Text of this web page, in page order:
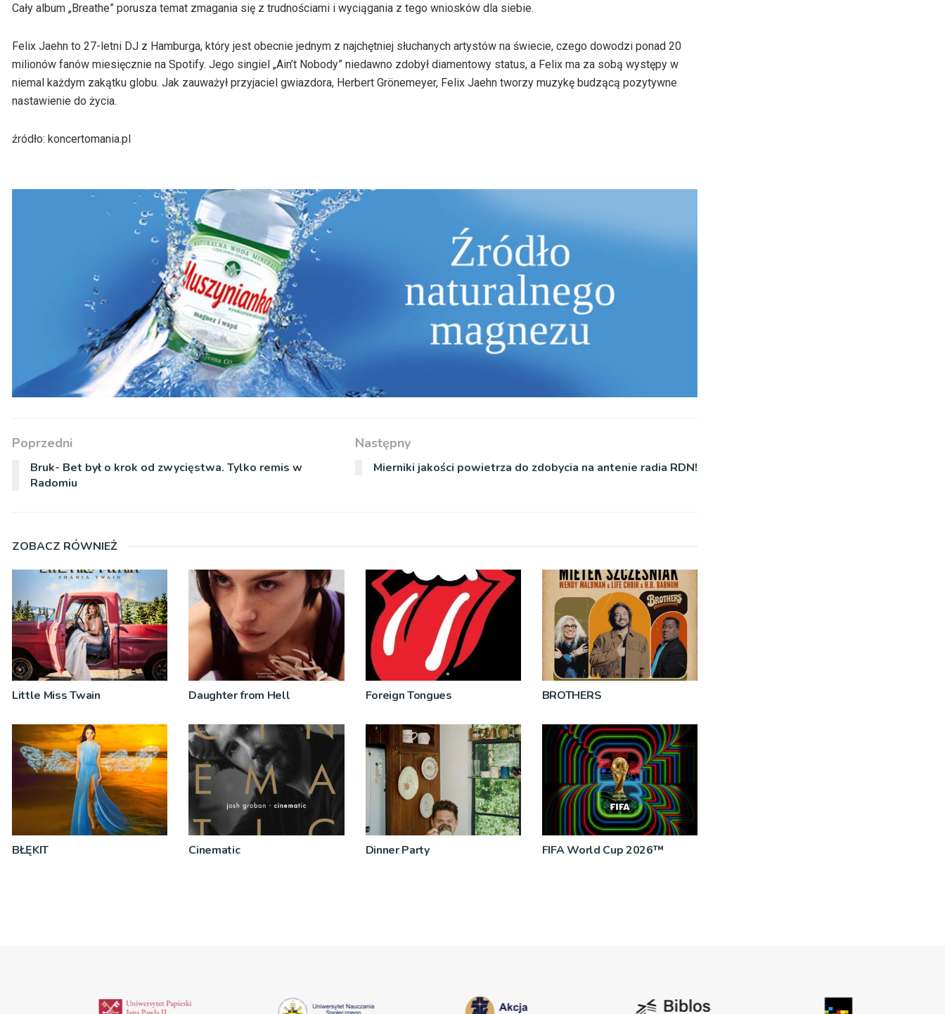
Cały album „Breathe” porusza temat zmagania się z trudnościami i wyciągania z tego wniosków dla siebie.
Felix Jaehn to 27-letni DJ z Hamburga, który jest obecnie jednym z najchętniej słuchanych artystów na świecie, czego dowodzi ponad 20
milionów fanów miesięcznie na Spotify. Jego singiel „Ain’t Nobody” niedawno zdobył diamentowy status, a Felix ma za sobą występy w
niemal każdym zakątku globu. Jak zauważył przyjaciel gwiazdora, Herbert Grönemeyer, Felix Jaehn tworzy muzykę budzącą pozytywne
nastawienie do życia.
źródło: koncertomania.pl
Poprzedni
Bruk- Bet był o krok od zwycięstwa. Tylko remis w
Radomiu
Następny
Mierniki jakości powietrza do zdobycia na antenie radia RDN!
ZOBACZ RÓWNIEŻ
Little Miss Twain Daughter from Hell Foreign Tongues BROTHERS
BŁĘKIT Cinematic Dinner Party FIFA World Cup 2026™